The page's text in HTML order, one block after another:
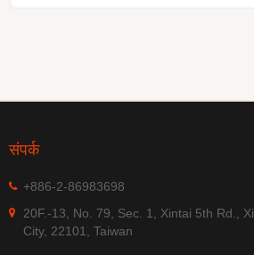
संपर्क
+886-2-86983698
20F.-13, No. 79, Sec. 1, Xintai 5th Rd.,
City, 22101, Taiwan